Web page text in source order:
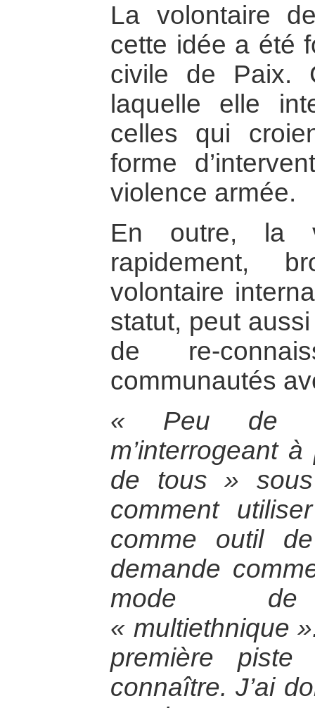
La volontaire
cette idée a été
civile de Paix.
laquelle elle
celles qui
forme
violence armée.
En outre, la
rapidement,
volontaire
statut, peut
de re-
communautés
« Peu de
m’interrogeant
de tous »
comment
comme outil
demande
mode de
« multiethnique
première
connaître. J’ai